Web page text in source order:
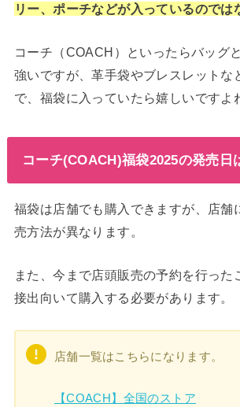
リー、ポーチなどが入っているのでは
コーチ（COACH）といったらバッグ
強いですが、革手袋やブレスレットな
で、福袋に入っていたら嬉しいですよ
コーチ(COACH)福袋2025の発売日
福袋は店舗でも購入できますが、店舗
売方法が異なります。
また、今まで店頭販売の予約を行った
接出向いて購入する必要があります。
店舗一覧はこちらになります。
【COACH】全国のストア